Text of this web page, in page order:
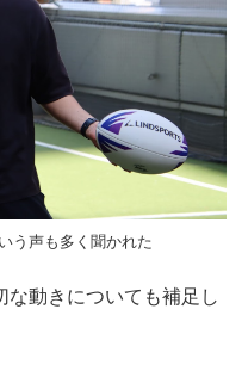
う声も多く聞かれた
な動きについても補足し